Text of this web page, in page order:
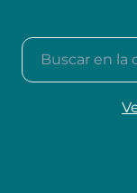
Buscar en la